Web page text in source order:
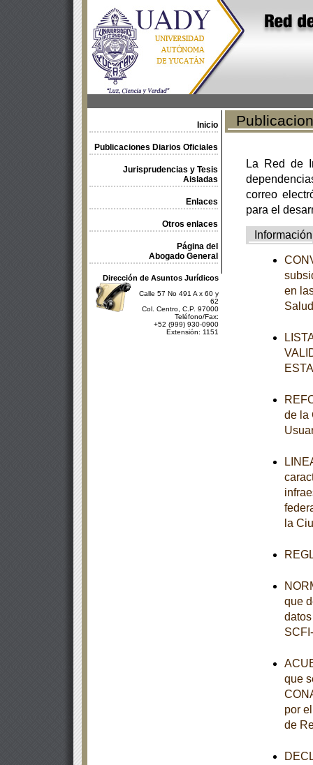
Inicio
Publicaciones Diarios Oficiales
Jurisprudencias y Tesis
Aisladas
Enlaces
Otros enlaces
Página del
Abogado General
Dirección de Asuntos Jurídicos
Calle 57 No 491 A x 60 y
62
Col. Centro, C.P. 97000
Teléfono/Fax:
+52 (999) 930-0900
Extensión: 1151
La Red de
correo
para el
Información
en
de la
la
que
que
por
de